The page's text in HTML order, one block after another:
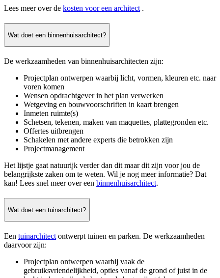
Lees meer over de kosten voor een architect .
Wat doet een binnenhuisarchitect?
De werkzaamheden van binnenhuisarchitecten zijn:
Projectplan ontwerpen waarbij licht, vormen, kleuren etc. naar
voren komen
Wensen opdrachtgever in het plan verwerken
Wetgeving en bouwvoorschriften in kaart brengen
Inmeten ruimte(s)
Schetsen, tekenen, maken van maquettes, plattegronden etc.
Offertes uitbrengen
Schakelen met andere experts die betrokken zijn
Projectmanagement
Het lijstje gaat natuurijk verder dan dit maar dit zijn voor jou de
belangrijkste zaken om te weten. Wil je nog meer informatie? Dat
kan! Lees snel meer over een binnenhuisarchitect.
Wat doet een tuinarchitect?
Een tuinarchitect ontwerpt tuinen en parken. De werkzaamheden
daarvoor zijn:
Projectplan ontwerpen waarbij vaak de
gebruiksvriendelijkheid, opties vanaf de grond of juist in de